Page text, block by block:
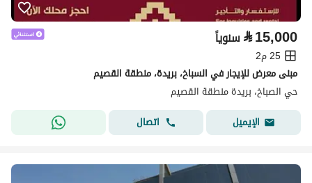
⃁15,000 سنوياً
25 م2
مبنى معرض للإيجار في السباخ، بريدة، منطقة القصيم
حي الصباخ، بريدة منطقة القصيم
الإيميل
اتصال